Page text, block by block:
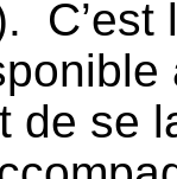
de se